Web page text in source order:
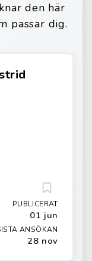
den här
passar dig.
PUBLICERAT
01 jun
ANSÖKAN
28 nov